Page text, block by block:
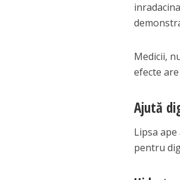
Medicii,
efecte
Ajută
Lipsa
pentru